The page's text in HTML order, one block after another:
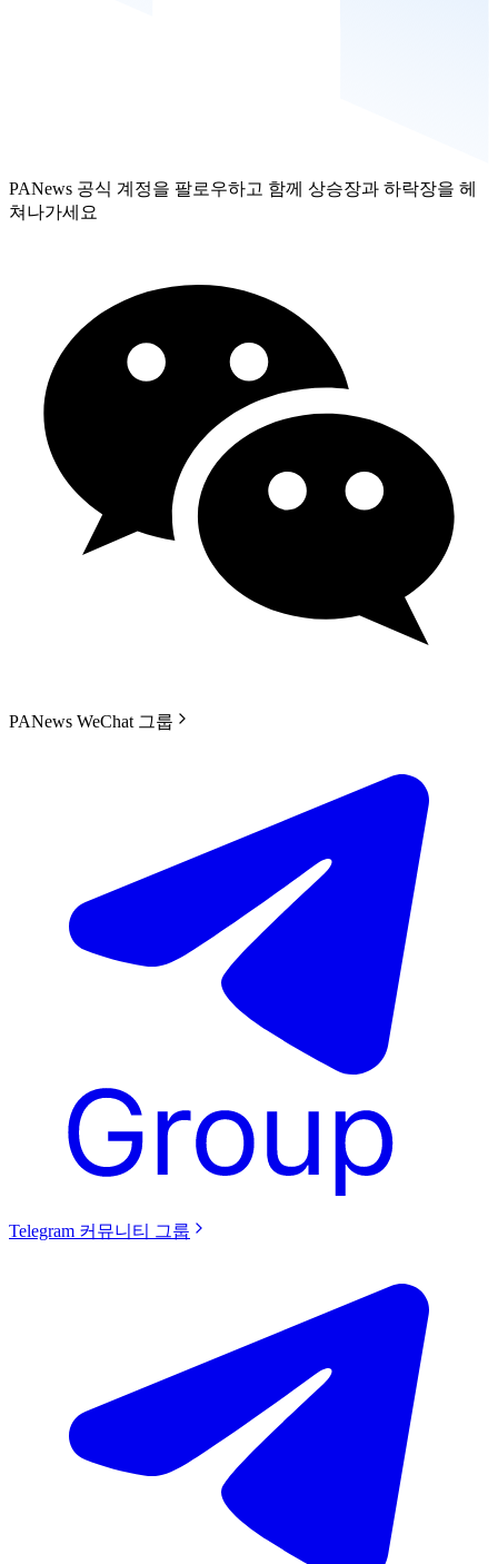
PANews 공식 계정을 팔로우하고 함께 상승장과 하락장을 헤
쳐나가세요
PANews WeChat 그룹
Telegram 커뮤니티 그룹